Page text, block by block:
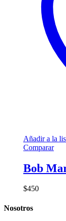
Añadir a la
Comparar
Bob
$450
Nosotros